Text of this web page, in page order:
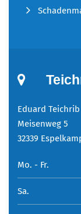
Eduard Teichrib
Meisenweg 5
32339
Mo. - Fr.
Sa.